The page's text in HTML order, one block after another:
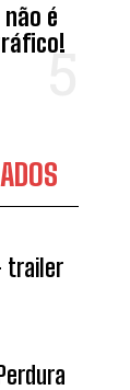
é
trailer